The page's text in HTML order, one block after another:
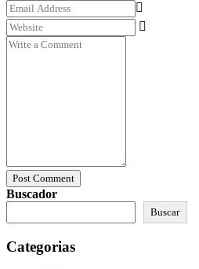
Post Comment
Buscador
Buscar
Categorias